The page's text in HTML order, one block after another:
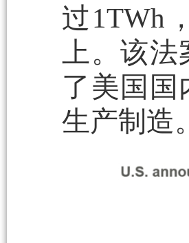
过1TWh
上。该
了美国国
生产制造。